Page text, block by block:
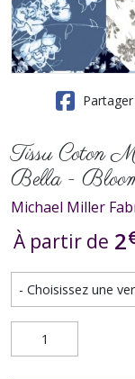
Partager
Tissu Coton
Bella -
Michael Miller
À partir de 2